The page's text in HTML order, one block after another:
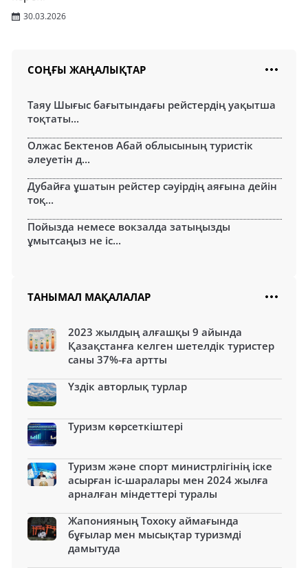
30.03.2026
СОҢҒЫ ЖАҢАЛЫҚТАР
Таяу Шығыс бағытындағы рейстердің уақытша
тоқтаты...
Олжас Бектенов Абай облысының туристік
әлеуетін д...
Дубайға ұшатын рейстер сәуірдің аяғына дейін
тоқ...
Пойызда немесе вокзалда затыңызды
ұмытсаңыз не іс...
ТАНЫМАЛ МАҚАЛАЛАР
2023 жылдың алғашқы 9 айында
Қазақстанға келген шетелдік туристер
саны 37%-ға артты
Үздік авторлық турлар
Туризм көрсеткіштері
Туризм және спорт министрлігінің іске
асырған іс-шаралары мен 2024 жылға
арналған міндеттері туралы
Жапонияның Тохоку аймағында
бұғылар мен мысықтар туризмді
дамытуда